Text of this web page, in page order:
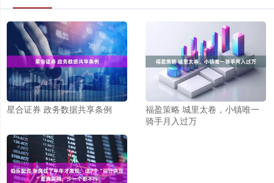
星合证券 政务数据共享条例
福盈策略 城里太卷，小镇唯一
骑手月入过万